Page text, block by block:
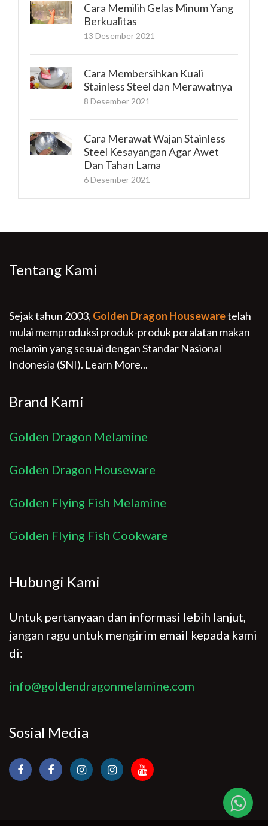
Cara Memilih Gelas Minum Yang
Berkualitas
13 Desember 2021
Cara Membersihkan Kuali
Stainless Steel dan Merawatnya
8 Desember 2021
Cara Merawat Wajan Stainless
Steel Kesayangan Agar Awet
Dan Tahan Lama
6 Desember 2021
Tentang Kami
Sejak tahun 2003, Golden Dragon Housewaretelah
mulai memproduksi produk-produk peralatan makan
melamin yang sesuai dengan Standar Nasional
Indonesia (SNI). Learn More...
Brand Kami
Golden Dragon Melamine
Golden Dragon Houseware
Golden Flying Fish Melamine
Golden Flying Fish Cookware
Hubungi Kami
Untuk pertanyaan dan informasi lebih lanjut,
jangan ragu untuk mengirim email kepada kami
di:
info@goldendragonmelamine.com
Sosial Media